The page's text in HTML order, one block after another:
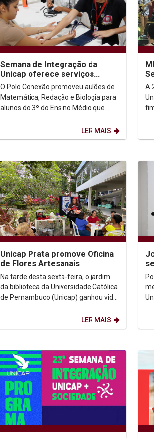
Semana de Integração da
Unicap oferece serviços
gratuitos à população
O Polo Conexão promoveu aulões de
Matemática, Redação e Biologia para
alunos do 3º do Ensino Médio que
LER MAIS
A
Unicap Prata promove Oficina
de Flores Artesanais
Na tarde desta sexta-feira, o jardim
da biblioteca da Universidade Católica
de Pernambuco (Unicap) ganhou vida
LER MAIS
Unicap O